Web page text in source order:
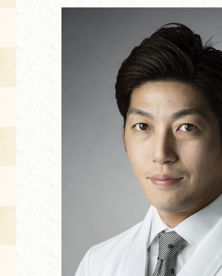
FAQ
食の海援隊・陸援隊 会員限定
お土産コーナー
備品リスト
空き状況・ご予約
使用料・お支払い方法
団体向け見学・体験
食の語り部の部屋
講演会付き料理教室
あじわい館弁当